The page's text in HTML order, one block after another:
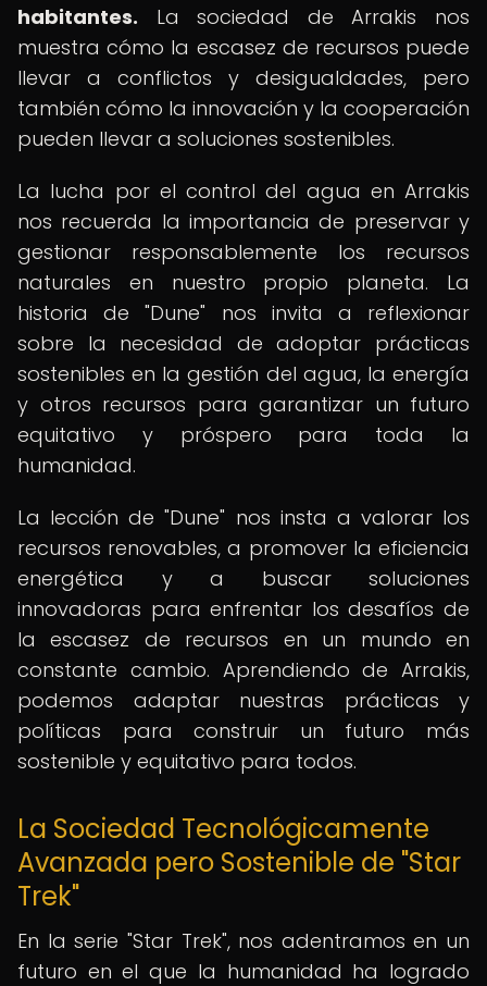
habitantes. La sociedad de Arrakis nos
muestra cómo la escasez de recursos puede
llevar a conflictos y desigualdades, pero
también cómo la innovación y la cooperación
pueden llevar a soluciones sostenibles.
La lucha por el control del agua en Arrakis
nos recuerda la importancia de preservar y
gestionar responsablemente los recursos
naturales en nuestro propio planeta. La
historia de "Dune" nos invita a reflexionar
sobre la necesidad de adoptar prácticas
sostenibles en la gestión del agua, la energía
y otros recursos para garantizar un futuro
equitativo y próspero para toda la
humanidad.
La lección de "Dune" nos insta a valorar los
recursos renovables, a promover la eficiencia
energética y a buscar soluciones
innovadoras para enfrentar los desafíos de
la escasez de recursos en un mundo en
constante cambio. Aprendiendo de Arrakis,
podemos adaptar nuestras prácticas y
políticas para construir un futuro más
sostenible y equitativo para todos.
La Sociedad Tecnológicamente
Avanzada pero Sostenible de "Star
Trek"
En la serie "Star Trek", nos adentramos en un
futuro en el que la humanidad ha logrado